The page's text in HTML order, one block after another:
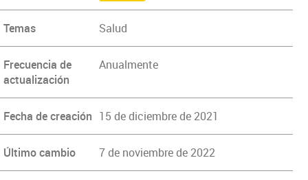
Temas Salud
Frecuencia de
actualización
Anualmente
Fecha de creación 15 de diciembre de 2021
Último cambio 7 de noviembre de 2022